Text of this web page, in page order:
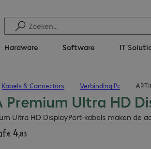
Hardware Software IT
Kabels & Connectors Verbinding Pc
Premium Ultra HD
Ultra HD DisplayPort-kabels maken
€ 4,83